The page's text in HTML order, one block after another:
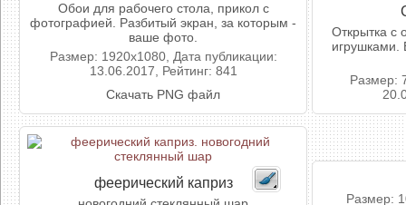
Обои для рабочего стола, прикол с
фотографией. Разбитый экран, за которым -
ваше фото.
Размер: 1920x1080, Дата публикации:
13.06.2017, Рейтинг: 841
Скачать PNG файл
Открытка
игрушками.
Размер:
феерический каприз
Размер: